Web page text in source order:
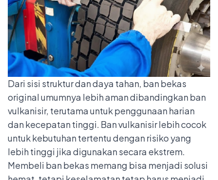
Dari sisi struktur dan daya tahan, ban bekas
original umumnya lebih aman dibandingkan ban
vulkanisir, terutama untuk penggunaan harian
dan kecepatan tinggi. Ban vulkanisir lebih cocok
untuk kebutuhan tertentu dengan risiko yang
lebih tinggi jika digunakan secara ekstrem.
Membeli ban bekas memang bisa menjadi solusi